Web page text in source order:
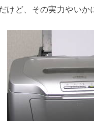
けど、その実力やいか